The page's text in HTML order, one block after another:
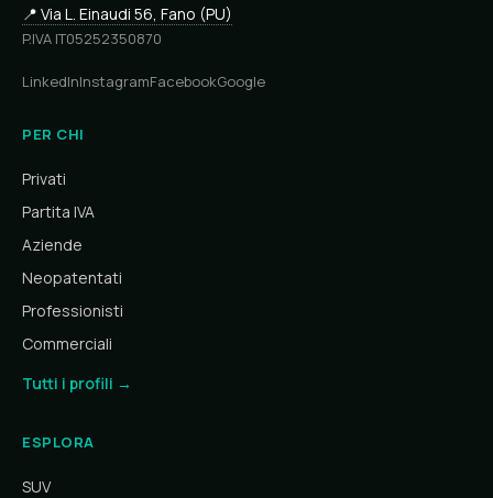
📍 Via L. Einaudi 56, Fano (PU)
P.IVA IT05252350870
LinkedInInstagramFacebookGoogle
PER CHI
Privati
Partita IVA
Aziende
Neopatentati
Professionisti
Commerciali
Tutti i profili →
ESPLORA
SUV